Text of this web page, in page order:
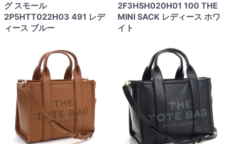
グ スモール
2P5HTT022H03 491 レデ
ィース ブルー
2F3HSH020H01 100 THE
MINI SACK レディース ホワ
イト